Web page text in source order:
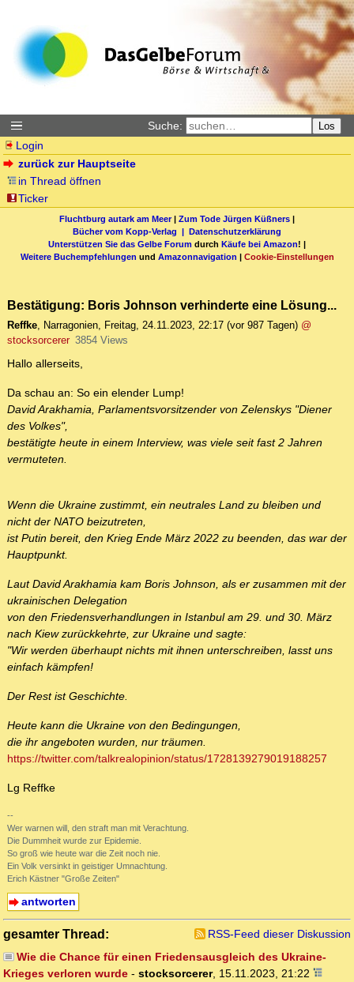
Suche: Los
Login
zurück zur Hauptseite
in Thread öffnen
Ticker
Fluchtburg autark am Meer| Zum Tode Jürgen Küßners |
Bücher vom Kopp-Verlag | Datenschutzerklärung
Unterstützen Sie das Gelbe Forum durch Käufe bei Amazon! |
Weitere Buchempfehlungen und Amazonnavigation | Cookie-Einstellungen
Bestätigung: Boris Johnson verhinderte eine Lösung...
Reffke, Narragonien, Freitag, 24.11.2023, 22:17 (vor 987 Tagen) @
stocksorcerer 3854 Views
Hallo allerseits,
Da schau an: So ein elender Lump!
David Arakhamia, Parlamentsvorsitzender von Zelenskys "Diener
des Volkes",
bestätigte heute in einem Interview, was viele seit fast 2 Jahren
vermuteten.
Wenn die Ukraine zustimmt, ein neutrales Land zu bleiben und
nicht der NATO beizutreten,
ist Putin bereit, den Krieg Ende März 2022 zu beenden, das war der
Hauptpunkt.
Laut David Arakhamia kam Boris Johnson, als er zusammen mit der
ukrainischen Delegation
von den Friedensverhandlungen in Istanbul am 29. und 30. März
nach Kiew zurückkehrte, zur Ukraine und sagte:
"Wir werden überhaupt nichts mit ihnen unterschreiben, lasst uns
einfach kämpfen!
Der Rest ist Geschichte.
Heute kann die Ukraine von den Bedingungen,
die ihr angeboten wurden, nur träumen.
https://twitter.com/talkrealopinion/status/1728139279019188257
Lg Reffke
--
Wer warnen will, den straft man mit Verachtung.
Die Dummheit wurde zur Epidemie.
So groß wie heute war die Zeit noch nie.
Ein Volk versinkt in geistiger Umnachtung.
Erich Kästner "Große Zeiten"
antworten
gesamter Thread:
RSS-Feed dieser Diskussion
Wie die Chance für einen Friedensausgleich des Ukraine-
Krieges verloren wurde - stocksorcerer, 15.11.2023, 21:22